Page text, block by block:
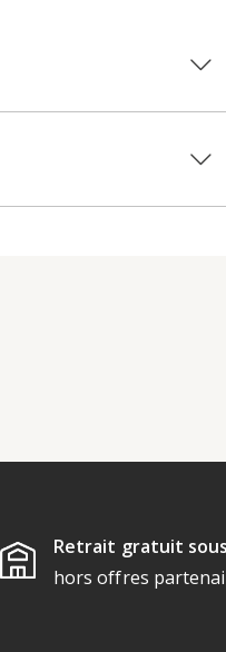
Retrait gratuit
hors offres